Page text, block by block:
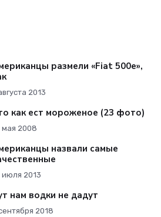
размели «Fiat 500e»,
2013
как ест мороженое (23 фото)
мая 2008
назвали самые
июля 2013
нам водки не дадут
2018